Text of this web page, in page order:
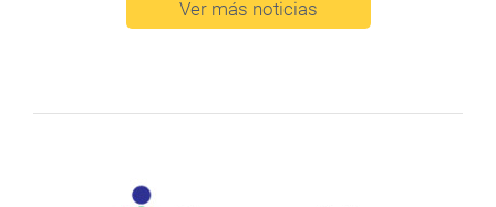
Ver más noticias